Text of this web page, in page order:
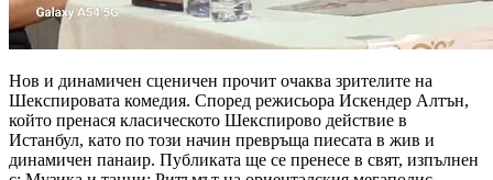
Нов и динамичен сценичен прочит очаква зрителите на
Шекспировата комедия. Според режисьора Искендер Алтън,
който пренася класическото Шекспирово действие в
Истанбул, като по този начин превръща пиесата в жив и
динамичен панаир. Публиката ще се пренесе в свят, изпълнен